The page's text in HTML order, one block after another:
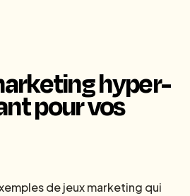
hyper-
pour vos
de jeux marketing qui